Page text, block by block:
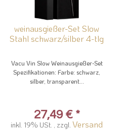
weinausgießer-Set Slow
Stahl schwarz/silber 4-tlg
Vacu Vin Slow Weinausgießer-Set
Spezifikationen: Farbe: schwarz,
silber, transparent...
27,49 € *
inkl. 19% USt. , zzgl. Versand